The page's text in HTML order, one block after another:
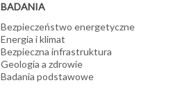
BADANIA
Bezpieczeństwo energetyczne
Energia i klimat
Bezpieczna infrastruktura
Geologia a zdrowie
Badania podstawowe